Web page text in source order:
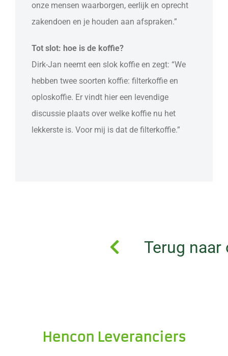
onze mensen waarborgen, eerlijk en oprecht
zakendoen en je houden aan afspraken.”
Tot slot: hoe is de koffie?
Dirk-Jan neemt een slok koffie en zegt: “We
hebben twee soorten koffie: filterkoffie en
oploskoffie. Er vindt hier een levendige
discussie plaats over welke koffie nu het
lekkerste is. Voor mij is dat de filterkoffie.”
Terug naar
Hencon Leveranciers